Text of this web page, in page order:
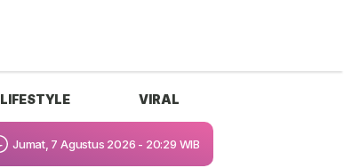
LIFESTYLE VIRAL
Jumat, 7 Agustus 2026 - 20:29 WIB